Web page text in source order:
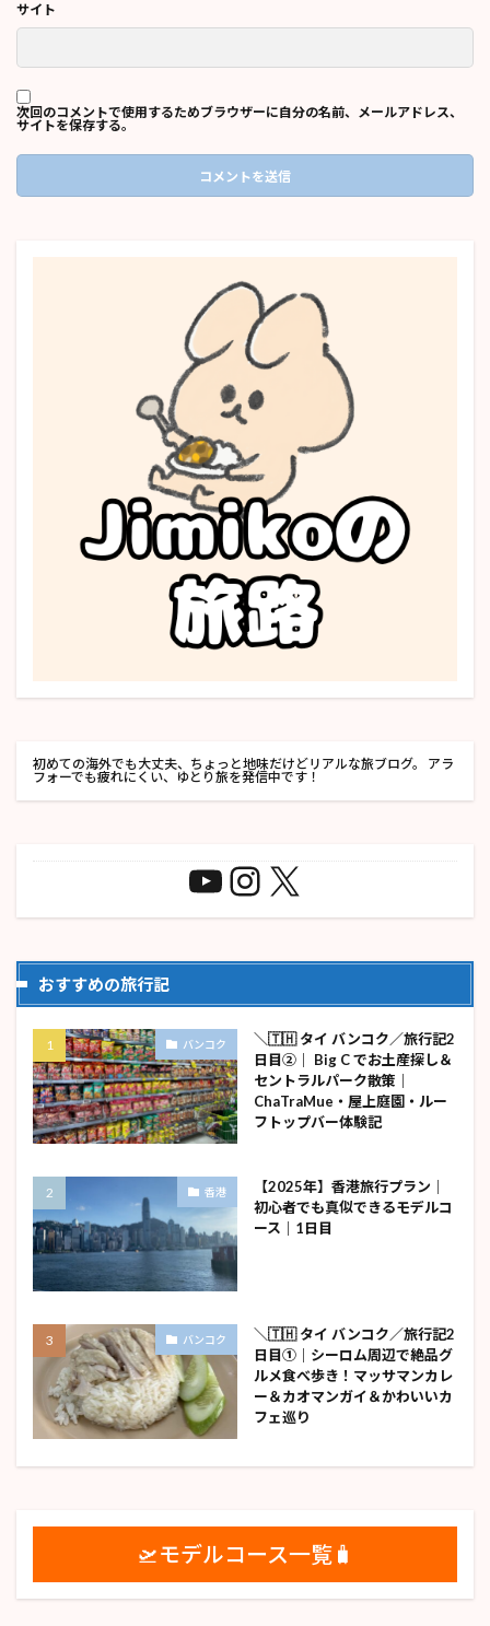
サイト
次回のコメントで使用するためブラウザーに自分の名前、メールアドレス、
サイトを保存する。
初めての海外でも大丈夫、ちょっと地味だけどリアルな旅ブログ。 アラ
フォーでも疲れにくい、ゆとり旅を発信中です！
おすすめの旅行記
バンコク
＼🇹🇭 タイ バンコク／旅行記2
日目②｜ Big C でお土産探し＆
セントラルパーク散策｜
ChaTraMue・屋上庭園・ルー
フトップバー体験記
香港
【2025年】香港旅行プラン｜
初心者でも真似できるモデルコ
ース｜1日目
バンコク
＼🇹🇭 タイ バンコク／旅行記2
日目①｜シーロム周辺で絶品グ
ルメ食べ歩き！マッサマンカレ
ー＆カオマンガイ＆かわいいカ
フェ巡り
🛫モデルコース一覧🧳